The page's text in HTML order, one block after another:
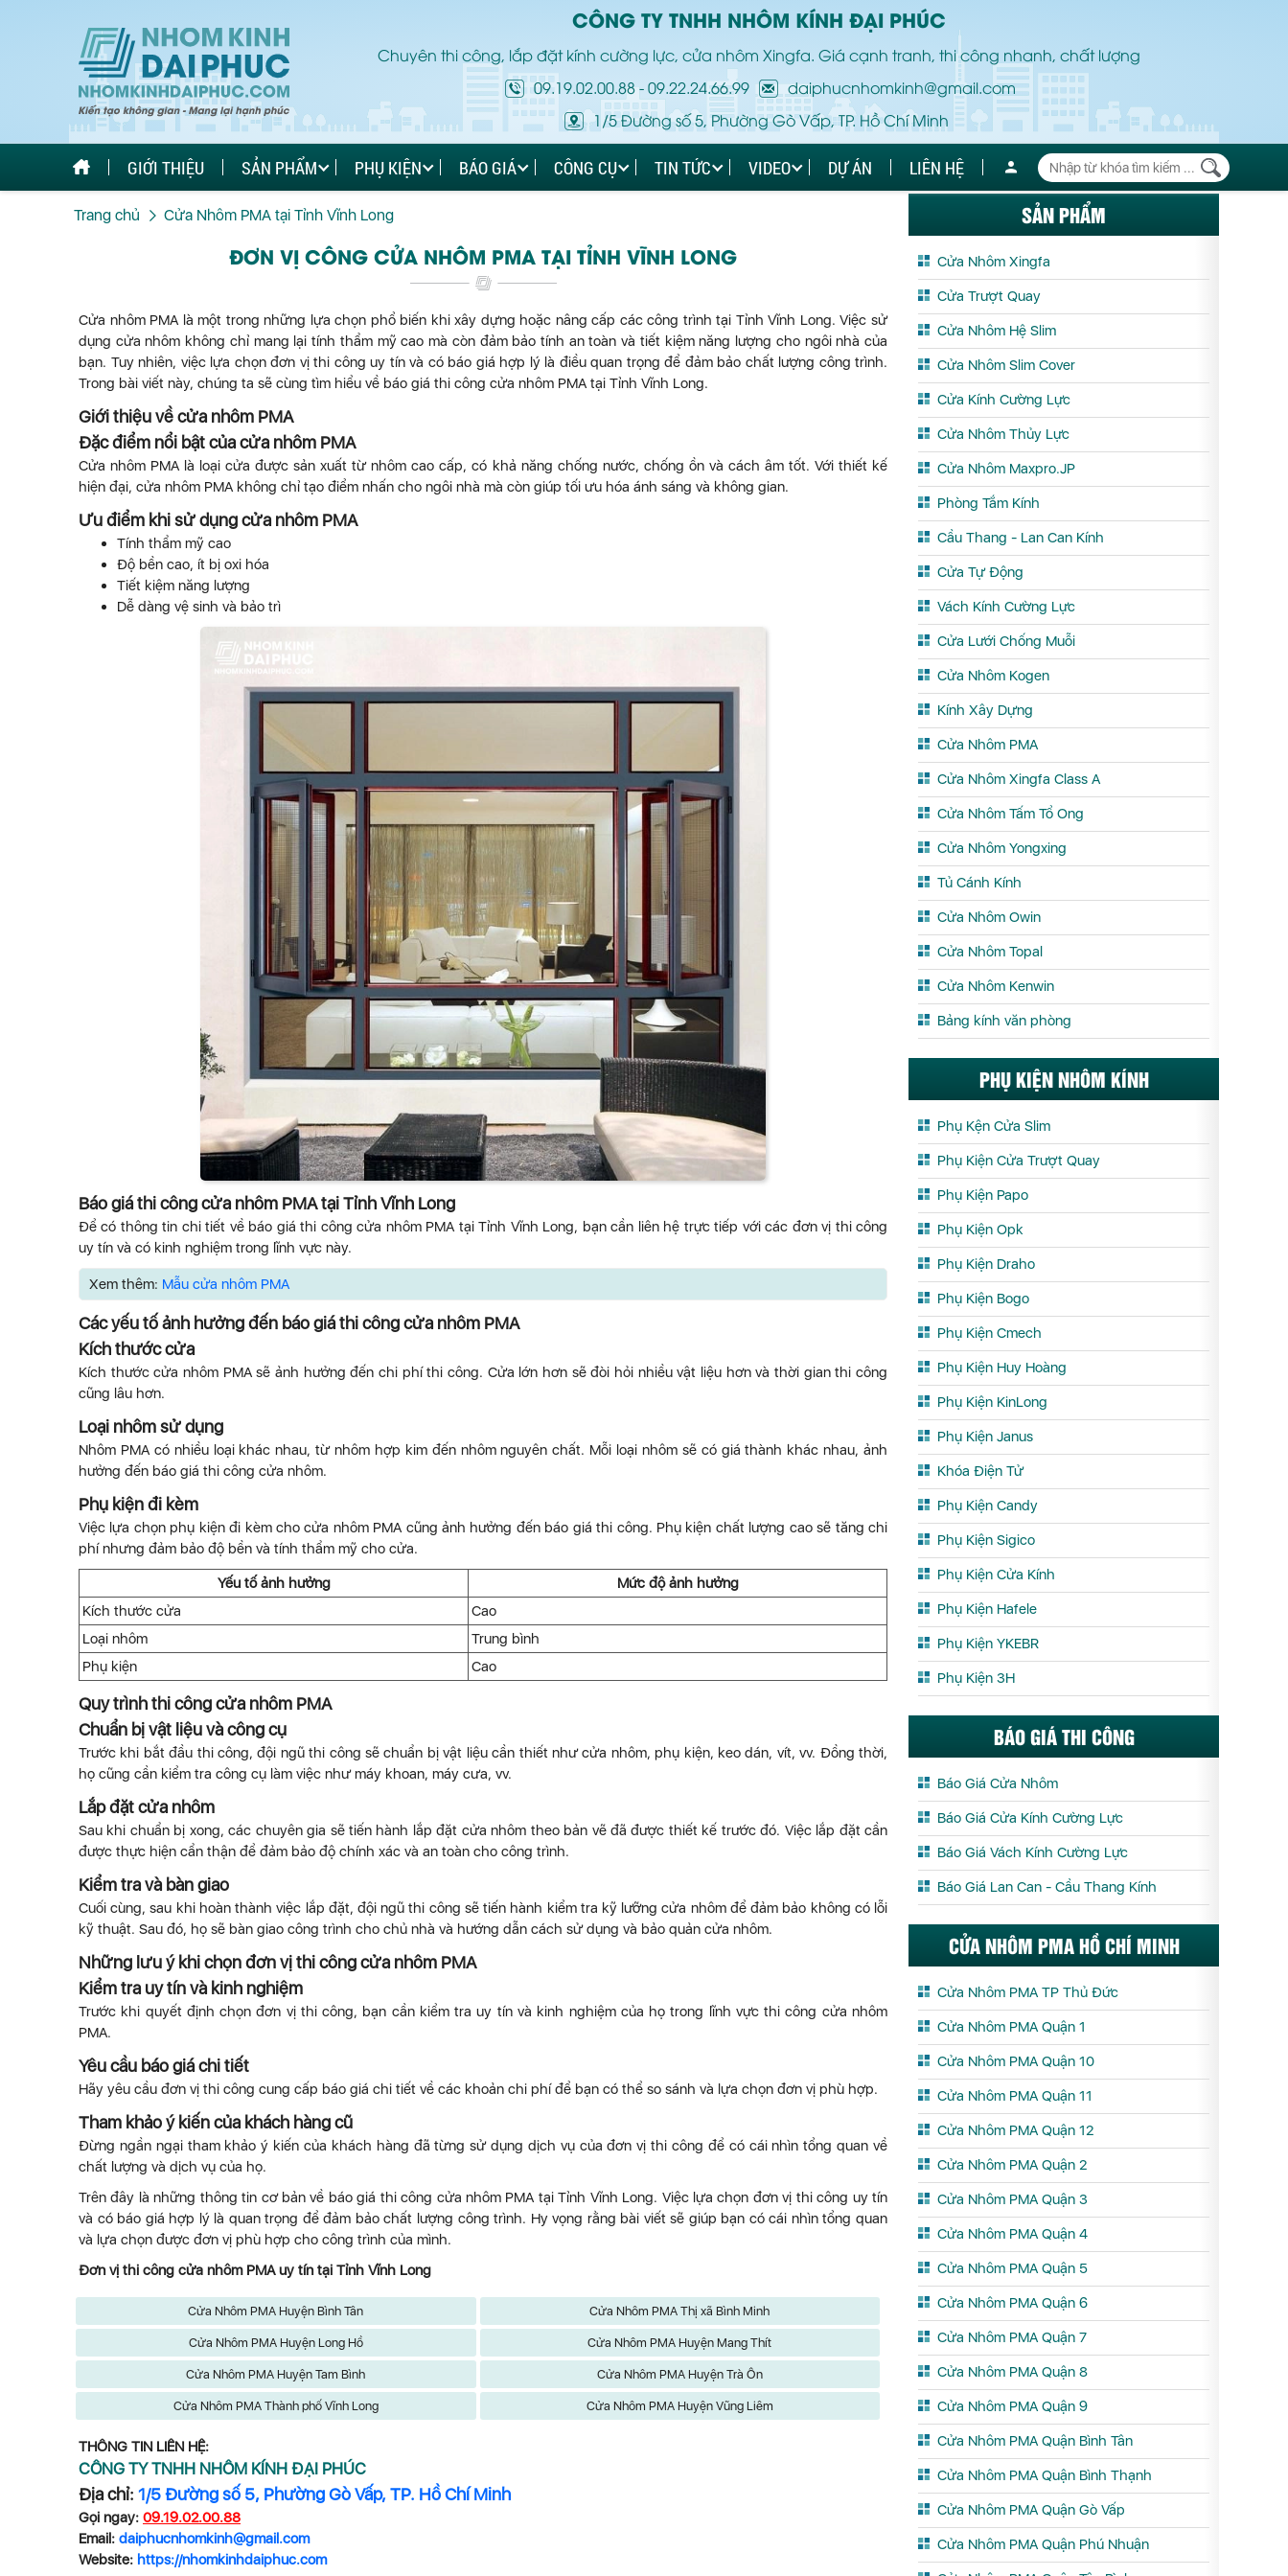
CÔNG TY TNHH NHÔM KÍNH ĐẠI PHÚC
Chuyên thi công, lắp đặt kính cường lực, cửa nhôm Xingfa. Giá cạnh tranh, thi công nhanh, chất lượng
09.19.02.00.88-09.22.24.66.99
daiphucnhomkinh@gmail.com
1/5 Đường số 5, Phường Gò Vấp, TP. Hồ Chí Minh
GIỚI THIỆU SẢN PHẨM PHỤ KIỆN BÁO GIÁ CÔNG CỤ TIN TỨC VIDEO DỰ ÁN LIÊN HỆ
Trang chủ Cửa Nhôm PMA tại Tỉnh Vĩnh Long
ĐƠN VỊ CÔNG CỬA NHÔM PMA TẠI TỈNH VĨNH LONG
Cửa nhôm PMA là một trong những lựa chọn phổ biến khi xây dựng hoặc nâng cấp các công trình tại Tỉnh Vĩnh Long. Việc sử
dụng cửa nhôm không chỉ mang lại tính thẩm mỹ cao mà còn đảm bảo tính an toàn và tiết kiệm năng lượng cho ngôi nhà của
bạn. Tuy nhiên, việc lựa chọn đơn vị thi công uy tín và có báo giá hợp lý là điều quan trọng để đảm bảo chất lượng công trình.
Trong bài viết này, chúng ta sẽ cùng tìm hiểu về báo giá thi công cửa nhôm PMA tại Tỉnh Vĩnh Long.
Giới thiệu về cửa nhôm PMA
Đặc điểm nổi bật của cửa nhôm PMA
Cửa nhôm PMA là loại cửa được sản xuất từ nhôm cao cấp, có khả năng chống nước, chống ồn và cách âm tốt. Với thiết kế
hiện đại, cửa nhôm PMA không chỉ tạo điểm nhấn cho ngôi nhà mà còn giúp tối ưu hóa ánh sáng và không gian.
Ưu điểm khi sử dụng cửa nhôm PMA
Tính thẩm mỹ cao
Độ bền cao, ít bị oxi hóa
Tiết kiệm năng lượng
Dễ dàng vệ sinh và bảo trì
Báo giá thi công cửa nhôm PMA tại Tỉnh Vĩnh Long
Để có thông tin chi tiết về báo giá thi công cửa nhôm PMA tại Tỉnh Vĩnh Long, bạn cần liên hệ trực tiếp với các đơn vị thi công
uy tín và có kinh nghiệm trong lĩnh vực này.
Xem thêm: Mẫu cửa nhôm PMA
Các yếu tố ảnh hưởng đến báo giá thi công cửa nhôm PMA
Kích thước cửa
Kích thước cửa nhôm PMA sẽ ảnh hưởng đến chi phí thi công. Cửa lớn hơn sẽ đòi hỏi nhiều vật liệu hơn và thời gian thi công
cũng lâu hơn.
Loại nhôm sử dụng
Nhôm PMA có nhiều loại khác nhau, từ nhôm hợp kim đến nhôm nguyên chất. Mỗi loại nhôm sẽ có giá thành khác nhau, ảnh
hưởng đến báo giá thi công cửa nhôm.
Phụ kiện đi kèm
Việc lựa chọn phụ kiện đi kèm cho cửa nhôm PMA cũng ảnh hưởng đến báo giá thi công. Phụ kiện chất lượng cao sẽ tăng chi
phí nhưng đảm bảo độ bền và tính thẩm mỹ cho cửa.
Yếu tố ảnh hưởng
Mức độ ảnh hưởng
Kích thước cửa
Cao
Loại nhôm
Trung bình
Phụ kiện
Cao
Quy trình thi công cửa nhôm PMA
Chuẩn bị vật liệu và công cụ
Trước khi bắt đầu thi công, đội ngũ thi công sẽ chuẩn bị vật liệu cần thiết như cửa nhôm, phụ kiện, keo dán, vít, vv. Đồng thời,
họ cũng cần kiểm tra công cụ làm việc như máy khoan, máy cưa, vv.
Lắp đặt cửa nhôm
Sau khi chuẩn bị xong, các chuyên gia sẽ tiến hành lắp đặt cửa nhôm theo bản vẽ đã được thiết kế trước đó. Việc lắp đặt cần
được thực hiện cẩn thận để đảm bảo độ chính xác và an toàn cho công trình.
Kiểm tra và bàn giao
Cuối cùng, sau khi hoàn thành việc lắp đặt, đội ngũ thi công sẽ tiến hành kiểm tra kỹ lưỡng cửa nhôm để đảm bảo không có lỗi
kỹ thuật. Sau đó, họ sẽ bàn giao công trình cho chủ nhà và hướng dẫn cách sử dụng và bảo quản cửa nhôm.
Những lưu ý khi chọn đơn vị thi công cửa nhôm PMA
Kiểm tra uy tín và kinh nghiệm
Trước khi quyết định chọn đơn vị thi công, bạn cần kiểm tra uy tín và kinh nghiệm của họ trong lĩnh vực thi công cửa nhôm
PMA.
Yêu cầu báo giá chi tiết
Hãy yêu cầu đơn vị thi công cung cấp báo giá chi tiết về các khoản chi phí để bạn có thể so sánh và lựa chọn đơn vị phù hợp.
Tham khảo ý kiến của khách hàng cũ
Đừng ngần ngại tham khảo ý kiến của khách hàng đã từng sử dụng dịch vụ của đơn vị thi công để có cái nhìn tổng quan về
chất lượng và dịch vụ của họ.
Trên đây là những thông tin cơ bản về báo giá thi công cửa nhôm PMA tại Tỉnh Vĩnh Long. Việc lựa chọn đơn vị thi công uy tín
và có báo giá hợp lý là quan trọng để đảm bảo chất lượng công trình. Hy vọng rằng bài viết sẽ giúp bạn có cái nhìn tổng quan
và lựa chọn được đơn vị phù hợp cho công trình của mình.
Đơn vị thi công cửa nhôm PMA uy tín tại Tỉnh Vĩnh Long
Cửa Nhôm PMA Huyện Bình Tân Cửa Nhôm PMA Thị xã Bình Minh
Cửa Nhôm PMA Huyện Long Hồ Cửa Nhôm PMA Huyện Mang Thít
Cửa Nhôm PMA Huyện Tam Bình Cửa Nhôm PMA Huyện Trà Ôn
Cửa Nhôm PMA Thành phố Vĩnh Long Cửa Nhôm PMA Huyện Vũng Liêm
THÔNG TIN LIÊN HỆ:
CÔNG TY TNHH NHÔM KÍNH ĐẠI PHÚC
Địa chỉ: 1/5 Đường số 5, Phường Gò Vấp, TP. Hồ Chí Minh
Gọi ngay: 09.19.02.00.88
Email: daiphucnhomkinh@gmail.com
Website: https://nhomkinhdaiphuc.com
SẢN PHẨM
Cửa Nhôm Xingfa
Cửa Trượt Quay
Cửa Nhôm Hệ Slim
Cửa Nhôm Slim Cover
Cửa Kính Cường Lực
Cửa Nhôm Thủy Lực
Cửa Nhôm Maxpro.JP
Phòng Tắm Kính
Cầu Thang - Lan Can Kính
Cửa Tự Động
Vách Kính Cường Lực
Cửa Lưới Chống Muỗi
Cửa Nhôm Kogen
Kính Xây Dựng
Cửa Nhôm PMA
Cửa Nhôm Xingfa Class A
Cửa Nhôm Tấm Tổ Ong
Cửa Nhôm Yongxing
Tủ Cánh Kính
Cửa Nhôm Owin
Cửa Nhôm Topal
Cửa Nhôm Kenwin
Bảng kính văn phòng
PHỤ KIỆN NHÔM KÍNH
Phụ Kện Cửa Slim
Phụ Kiện Cửa Trượt Quay
Phụ Kiện Papo
Phụ Kiện Opk
Phụ Kiện Draho
Phụ Kiện Bogo
Phụ Kiện Cmech
Phụ Kiện Huy Hoàng
Phụ Kiện KinLong
Phụ Kiện Janus
Khóa Điện Tử
Phụ Kiện Candy
Phụ Kiện Sigico
Phụ Kiện Cửa Kính
Phụ Kiện Hafele
Phụ Kiện YKEBR
Phụ Kiện 3H
BÁO GIÁ THI CÔNG
Báo Giá Cửa Nhôm
Báo Giá Cửa Kính Cường Lực
Báo Giá Vách Kính Cường Lực
Báo Giá Lan Can - Cầu Thang Kính
CỬA NHÔM PMA HỒ CHÍ MINH
Cửa Nhôm PMA TP Thủ Đức
Cửa Nhôm PMA Quận 1
Cửa Nhôm PMA Quận 10
Cửa Nhôm PMA Quận 11
Cửa Nhôm PMA Quận 12
Cửa Nhôm PMA Quận 2
Cửa Nhôm PMA Quận 3
Cửa Nhôm PMA Quận 4
Cửa Nhôm PMA Quận 5
Cửa Nhôm PMA Quận 6
Cửa Nhôm PMA Quận 7
Cửa Nhôm PMA Quận 8
Cửa Nhôm PMA Quận 9
Cửa Nhôm PMA Quận Bình Tân
Cửa Nhôm PMA Quận Bình Thạnh
Cửa Nhôm PMA Quận Gò Vấp
Cửa Nhôm PMA Quận Phú Nhuận